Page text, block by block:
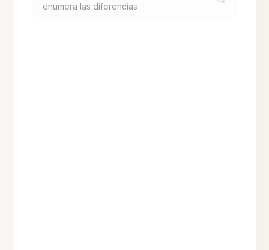
enumera las diferencias